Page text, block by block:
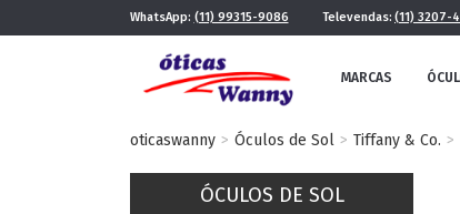
WhatsApp: (11) 99315-9086 Televendas: (11) 3207-
MARCAS
oticaswanny Óculos de Sol Tiffany & Co.
ÓCULOS DE SOL